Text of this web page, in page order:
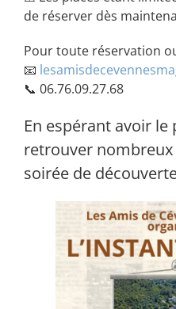
de réserver dès
Pour toute réservation
📧
📞 06.76.09.27.68
En espérant avoir le
retrouver
soirée de